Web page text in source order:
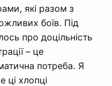
які разом з
боїв. Під
про доцільність
– це
потреба. Я
ці хлопці